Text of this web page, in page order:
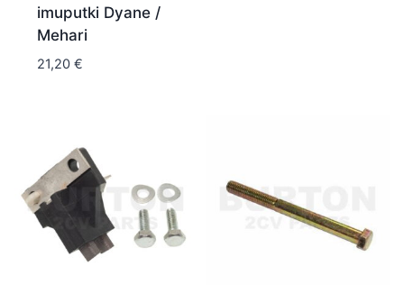
imuputki Dyane /
Mehari
21,20 €